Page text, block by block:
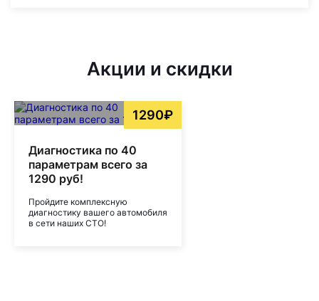
Акции и скидки
1290₽
Диагностика по 40
параметрам всего за
1290 руб!
Пройдите комплексную
диагностику вашего автомобиля
в сети наших СТО!